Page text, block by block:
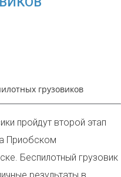
грузовиков
пройдут второй этап
Приобском
Беспилотный грузовик